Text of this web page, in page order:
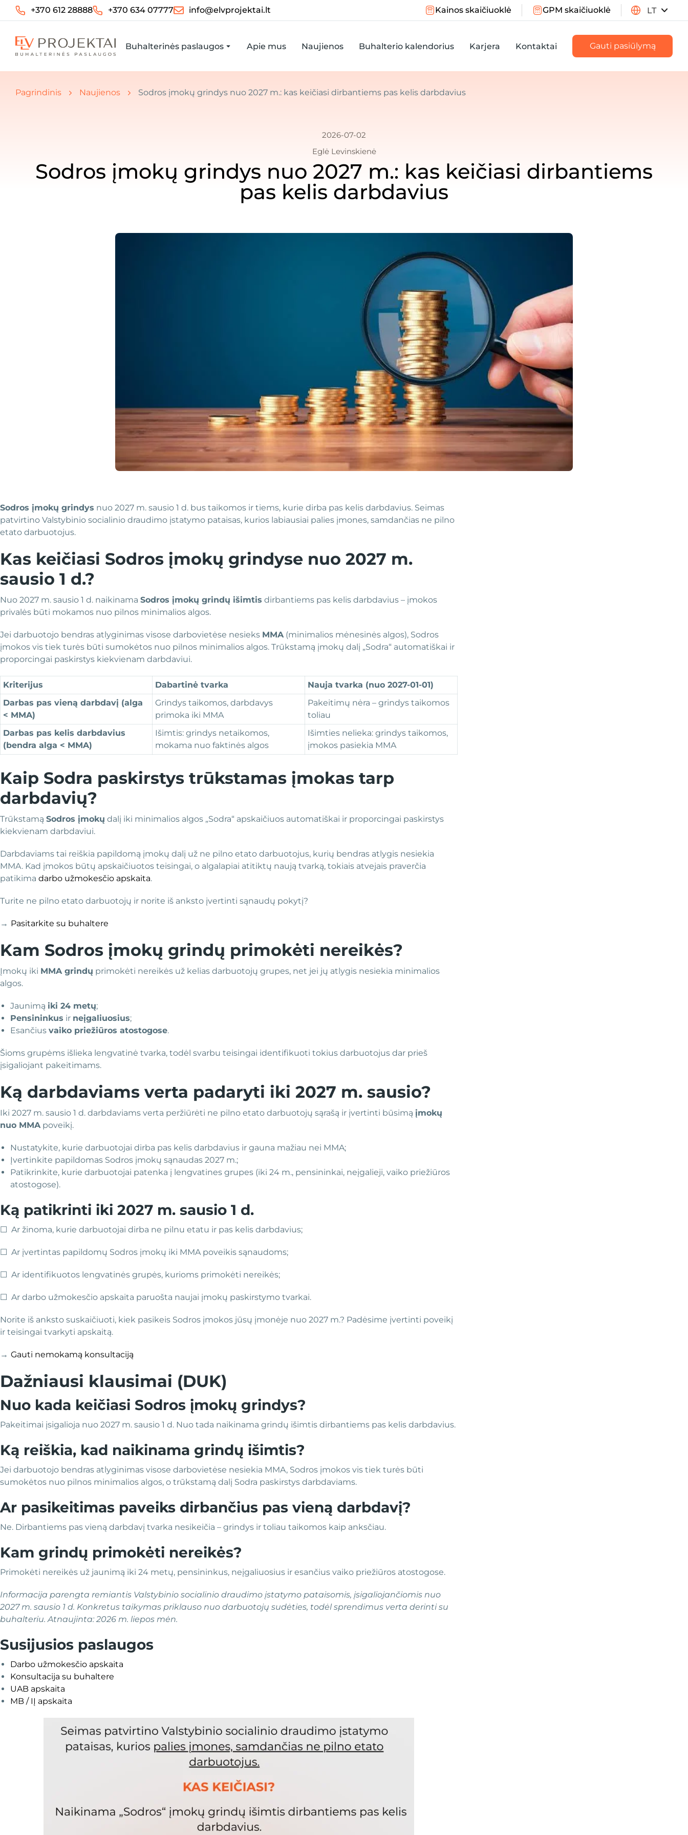
+370 612 28888 +370 634 07777 info@elvprojektai.lt Kainos skaičiuoklė GPM skaičiuoklė LT
Buhalterinės paslaugos Apie mus Naujienos Buhalterio kalendorius Karjera Kontaktai Gauti pasiūlymą
Jūs esate čia: Pradžia " Naujienos
Pagrindinis Naujienos Sodros įmokų grindys nuo 2027 m.: kas keičiasi dirbantiems pas kelis darbdavius
2026-07-02
Eglė Levinskienė
Sodros įmokų grindys nuo 2027 m.: kas keičiasi dirbantiems
pas kelis darbdavius
Sodros įmokų grindys nuo 2027 m. sausio 1 d. bus taikomos ir tiems, kurie dirba pas kelis darbdavius. Seimas
patvirtino Valstybinio socialinio draudimo įstatymo pataisas, kurios labiausiai palies įmones, samdančias ne pilno
etato darbuotojus.
Kas keičiasi Sodros įmokų grindyse nuo 2027 m.
sausio 1 d.?
Nuo 2027 m. sausio 1 d. naikinama Sodros įmokų grindų išimtis dirbantiems pas kelis darbdavius – įmokos
privalės būti mokamos nuo pilnos minimalios algos.
Jei darbuotojo bendras atlyginimas visose darbovietėse nesieks MMA(minimalios mėnesinės algos), Sodros
įmokos vis tiek turės būti sumokėtos nuo pilnos minimalios algos. Trūkstamą įmokų dalį „Sodra“ automatiškai ir
proporcingai paskirstys kiekvienam darbdaviui.
Kriterijus Dabartinė tvarka
Nauja tvarka (nuo 2027-01-01)
Darbas pas vieną darbdavį (alga
< MMA)
Grindys taikomos, darbdavys
primoka iki MMA
Pakeitimų nėra – grindys taikomos
toliau
Darbas pas kelis darbdavius
(bendra alga < MMA)
Išimtis: grindys netaikomos,
mokama nuo faktinės algos
Išimties nelieka: grindys taikomos,
įmokos pasiekia MMA
Kaip Sodra paskirstys trūkstamas įmokas tarp
darbdavių?
Trūkstamą Sodros įmokų dalį iki minimalios algos „Sodra“ apskaičiuos automatiškai ir proporcingai paskirstys
kiekvienam darbdaviui.
Darbdaviams tai reiškia papildomą įmokų dalį už ne pilno etato darbuotojus, kurių bendras atlygis nesiekia
MMA. Kad įmokos būtų apskaičiuotos teisingai, o algalapiai atitiktų naują tvarką, tokiais atvejais praverčia
patikima darbo užmokesčio apskaita.
Turite ne pilno etato darbuotojų ir norite iš anksto įvertinti sąnaudų pokytį?
→ Pasitarkite su buhaltere
Kam Sodros įmokų grindų primokėti nereikės?
Įmokų iki MMA grindų primokėti nereikės už kelias darbuotojų grupes, net jei jų atlygis nesiekia minimalios
algos.
Jaunimą iki 24 metų;
Pensininkus ir neįgaliuosius;
Esančius vaiko priežiūros atostogose.
Šioms grupėms išlieka lengvatinė tvarka, todėl svarbu teisingai identifikuoti tokius darbuotojus dar prieš
įsigaliojant pakeitimams.
Ką darbdaviams verta padaryti iki 2027 m. sausio?
Iki 2027 m. sausio 1 d. darbdaviams verta peržiūrėti ne pilno etato darbuotojų sąrašą ir įvertinti būsimą įmokų
nuo MMApoveikį.
Nustatykite, kurie darbuotojai dirba pas kelis darbdavius ir gauna mažiau nei MMA;
Įvertinkite papildomas Sodros įmokų sąnaudas 2027 m.;
Patikrinkite, kurie darbuotojai patenka į lengvatines grupes (iki 24 m., pensininkai, neįgalieji, vaiko priežiūros
atostogose).
Ką patikrinti iki 2027 m. sausio 1 d.
☐ Ar žinoma, kurie darbuotojai dirba ne pilnu etatu ir pas kelis darbdavius;
☐ Ar įvertintas papildomų Sodros įmokų iki MMA poveikis sąnaudoms;
☐ Ar identifikuotos lengvatinės grupės, kurioms primokėti nereikės;
☐ Ar darbo užmokesčio apskaita paruošta naujai įmokų paskirstymo tvarkai.
Norite iš anksto suskaičiuoti, kiek pasikeis Sodros įmokos jūsų įmonėje nuo 2027 m.? Padėsime įvertinti poveikį
ir teisingai tvarkyti apskaitą.
→ Gauti nemokamą konsultaciją
Dažniausi klausimai (DUK)
Nuo kada keičiasi Sodros įmokų grindys?
Pakeitimai įsigalioja nuo 2027 m. sausio 1 d. Nuo tada naikinama grindų išimtis dirbantiems pas kelis darbdavius.
Ką reiškia, kad naikinama grindų išimtis?
Jei darbuotojo bendras atlyginimas visose darbovietėse nesiekia MMA, Sodros įmokos vis tiek turės būti
sumokėtos nuo pilnos minimalios algos, o trūkstamą dalį Sodra paskirstys darbdaviams.
Ar pasikeitimas paveiks dirbančius pas vieną darbdavį?
Ne. Dirbantiems pas vieną darbdavį tvarka nesikeičia – grindys ir toliau taikomos kaip anksčiau.
Kam grindų primokėti nereikės?
Primokėti nereikės už jaunimą iki 24 metų, pensininkus, neįgaliuosius ir esančius vaiko priežiūros atostogose.
Informacija parengta remiantis Valstybinio socialinio draudimo įstatymo pataisomis, įsigaliojančiomis nuo
2027 m. sausio 1 d. Konkretus taikymas priklauso nuo darbuotojų sudėties, todėl sprendimus verta derinti su
buhalteriu. Atnaujinta: 2026 m. liepos mėn.
Susijusios paslaugos
Darbo užmokesčio apskaita
Konsultacija su buhaltere
UAB apskaita
MB / IĮ apskaita